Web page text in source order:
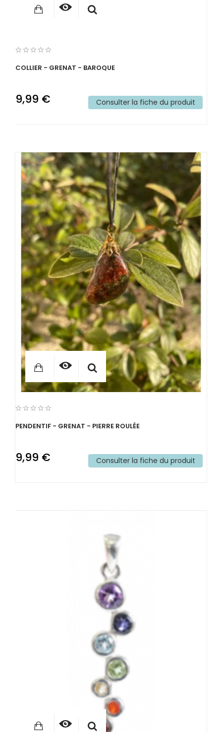
COLLIER - GRENAT - BAROQUE
9,99 € Consulter la fiche du produit
PENDENTIF - GRENAT - PIERRE ROULÉE
9,99 € Consulter la fiche du produit